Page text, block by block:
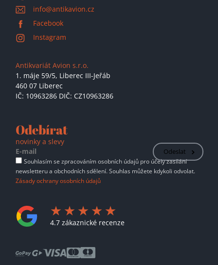
info@antikavion.cz
Facebook
Instagram
Antikvariát Avion s.r.o.
1. máje 59/5, Liberec III-Jeřáb
460 07 Liberec
IČ: 10963286 DIČ: CZ10963286
Odebírat
novinky a slevy
Odeslat
Souhlasím se zpracováním osobních údajů pro účely zasílání
newsletteru a obchodních sdělení. Souhlas můžete kdykoli odvolat.
Zásady ochrany osobních údajů
4.7 zákaznické recenze